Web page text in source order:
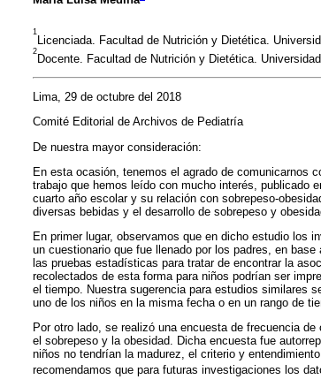
1
Licenciada. Facultad de Nutrición y Dietética.
2
Docente. Facultad de Nutrición y Dietética.
Lima, 29 de octubre del 2018
Comité Editorial de Archivos de Pediatría
De nuestra mayor consideración:
En esta ocasión, tenemos el agrado de comunicarnos
trabajo que hemos leído con mucho interés, publicado
cuarto año escolar y su relación con sobrepeso-
diversas bebidas y el desarrollo de sobrepeso y
En primer lugar, observamos que en dicho estudio los
un cuestionario que fue llenado por los padres, en
las pruebas estadísticas para tratar de encontrar la
recolectados de esta forma para niños podrían ser
el tiempo. Nuestra sugerencia para estudios similares
uno de los niños en la misma fecha o en un rango de
Por otro lado, se realizó una encuesta de frecuencia
el sobrepeso y la obesidad. Dicha encuesta fue
niños no tendrían la madurez, el criterio y
recomendamos que para futuras investigaciones los